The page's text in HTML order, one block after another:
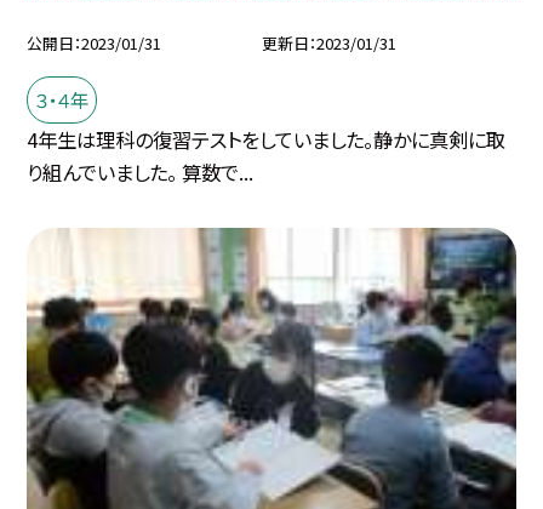
公開日 2023/01/31 更新日 2023/01/31
３・４年
4年生は理科の復習テストをしていました。静かに真剣に取
り組んでいました。 算数で...